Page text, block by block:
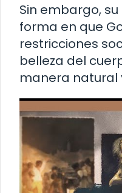
Sin embargo,
forma en que
restricciones
belleza del
manera natural